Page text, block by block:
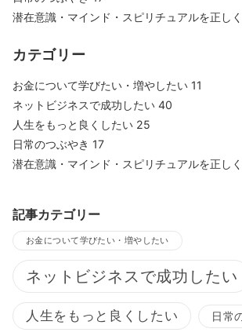
潜在意識・マインド・スピリチュアルを正し
カテゴリー
お金について学びたい・増やしたい 11
ネットビジネスで成功したい 40
人生をもっと良くしたい 25
日常のつぶやき 17
潜在意識・マインド・スピリチュアルを正し
記事カテゴリー
お金について学びたい・増やしたい
ネットビジネスで成功したい
人生をもっと良くしたい 日常